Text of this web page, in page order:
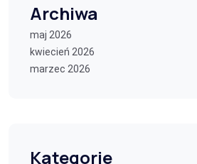
Archiwa
maj 2026
kwiecień 2026
marzec 2026
Kategorie